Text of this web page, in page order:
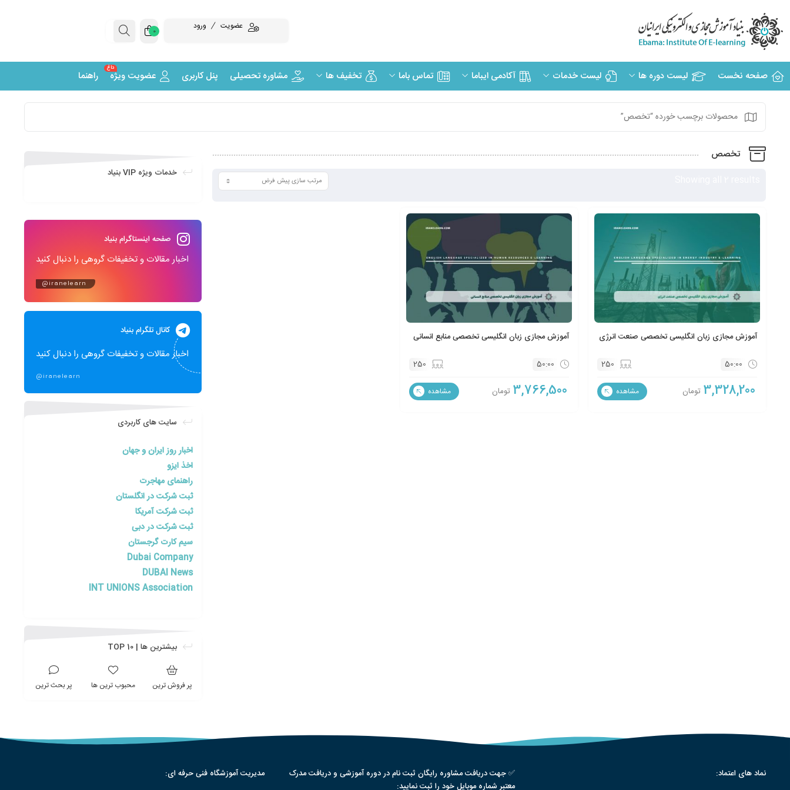
عضویت ورود 0
صفحه نخست لیست دوره ها لیست خدمات آکادمی ایباما تماس باما تخفیف ها مشاوره تحصیلی پنل کاربری عضویت ویژه
داغ
راهنما
محصولات برچسب خورده “تخصص”
تخصص
آموزش مجازی زبان انگلیسی تخصصی صنعت انرژی
50:00
250
3,328,200 تومان مشاهده
آموزش مجازی زبان انگلیسی تخصصی منابع انسانی
50:00
250
3,766,500 تومان مشاهده
خدمات ویژه VIP بنیاد
صفحه اینستاگرام بنیاد
اخبار مقالات و تخفیفات گروهی را دنبال کنید
@iranelearn
کانال تلگرام بنیاد
اخبار مقالات و تخفیفات گروهی را دنبال کنید
@iranelearn
سایت های کاربردی
اخبار روز ایران و جهان
اخذ ایزو
راهنمای مهاجرت
ثبت شرکت در انگلستان
ثبت شرکت آمریکا
ثبت شرکت در دبی
سیم کارت گرجستان
Dubai Company
DUBAI News
INT UNIONS Association
بیشترین ها | TOP 10
پر فروش ترین محبوب ترین ها پر بحث ترین
نماد های اعتماد:
✅ جهت دریافت مشاوره رایگان ثبت نام در دوره آموزشی و دریافت مدرک
معتبر شماره موبایل خود را ثبت نمایید:
مدیریت آموزشگاه فنی حرفه ای: